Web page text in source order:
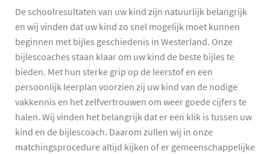
De schoolresultaten van uw kind zijn natuurlijk belangrijk
en wij vinden dat uw kind zo snel mogelijk moet kunnen
beginnen met bijles geschiedenis in Westerland. Onze
bijlescoaches staan klaar om uw kind de beste bijles te
bieden. Met hun sterke grip op de leerstof en een
persoonlijk leerplan voorzien zij uw kind van de nodige
vakkennis en het zelfvertrouwen om weer goede cijfers te
halen. Wij vinden het belangrijk dat er een klik is tussen uw
kind en de bijlescoach. Daarom zullen wij in onze
matchingsprocedure altijd kijken of er gemeenschappelijke